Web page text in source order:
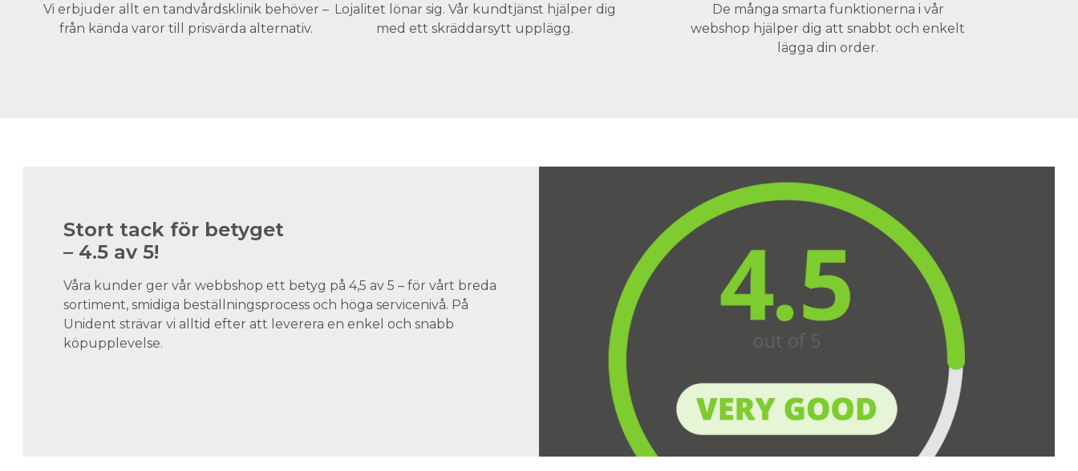
Vi erbjuder allt en tandvårdsklinik behöver –
från kända varor till prisvärda alternativ.
Lojalitet lönar sig. Vår kundtjänst hjälper dig
med ett skräddarsytt upplägg.
De många smarta funktionerna i vår
webshop hjälper dig att snabbt och enkelt
lägga din order.
Stort tack för betyget
– 4.5 av 5!
Våra kunder ger vår webbshop ett betyg på 4,5 av 5 – för vårt breda
sortiment, smidiga beställningsprocess och höga servicenivå. På
Unident strävar vi alltid efter att leverera en enkel och snabb
köpupplevelse.